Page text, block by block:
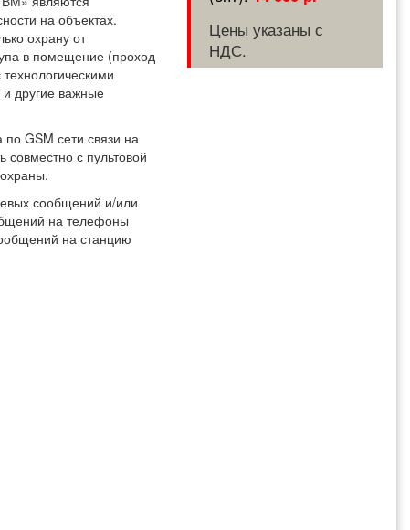
на объектах.
охрану от
в помещение (проход
другие важные
GSM сети связи на
с пультовой
сообщений и/или
на телефоны
на станцию
Цены указаны с
НДС.